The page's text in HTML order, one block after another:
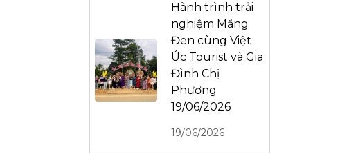
Hành trình trải
nghiệm Măng
Đen cùng Việt
Úc Tourist và Gia
Đình Chị
Phương
19/06/2026
19/06/2026